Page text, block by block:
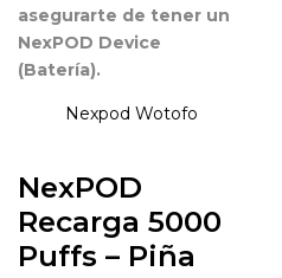
asegurarte de tener un
NexPOD Device
(Batería).
Nexpod Wotofo
NexPOD
Recarga 5000
Puffs – Piña